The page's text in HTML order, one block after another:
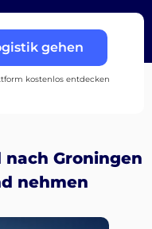
gehen
kostenlos entdecken
Groningen
nehmen